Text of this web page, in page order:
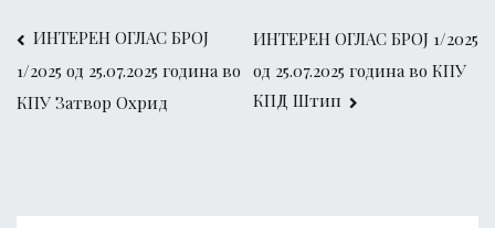
Post
navigation
ИНТЕРЕН ОГЛАС БРОЈ
1/2025 од 25.07.2025 година во
КПУ Затвор Охрид
ИНТЕРЕН ОГЛАС БРОЈ 1/2025
од 25.07.2025 година во КПУ
КПД Штип